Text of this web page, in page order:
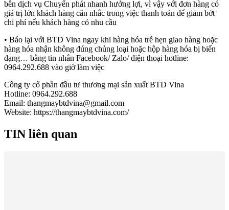
bên dịch vụ Chuyển phát nhanh hưởng lợi, vì vậy với đơn hàng có
giá trị lớn khách hàng cân nhắc trong việc thanh toán để giảm bớt
chi phí nếu khách hàng có nhu cầu
• Báo lại với BTD Vina ngay khi hàng hóa trễ hẹn giao hàng hoặc
hàng hóa nhận không đúng chủng loại hoặc hộp hàng hóa bị biến
dạng… bằng tin nhắn Facebook/ Zalo/ điện thoại hotline:
0964.292.688 vào giờ làm việc
Công ty cổ phần đầu tư thương mại sản xuất BTD Vina
Hotline: 0964.292.688
Email: thangmaybtdvina@gmail.com
Website: https://thangmaybtdvina.com/
TIN liên quan